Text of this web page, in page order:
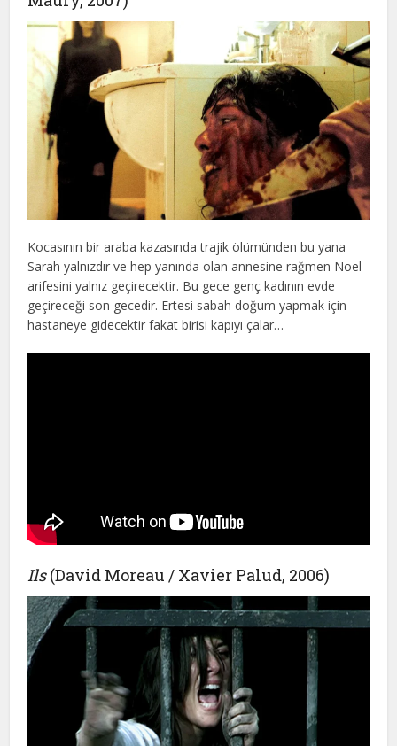
Kocasının bir araba kazasında trajik ölümünden bu yana
Sarah yalnızdır ve hep yanında olan annesine rağmen Noel
arifesini yalnız geçirecektir. Bu gece genç kadının evde
geçireceği son gecedir. Ertesi sabah doğum yapmak için
hastaneye gidecektir fakat birisi kapıyı çalar…
Ils(David Moreau / Xavier Palud, 2006)